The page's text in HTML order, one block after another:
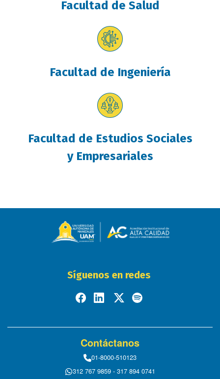
Facultad de Salud
Facultad de Ingeniería
Facultad de Estudios Sociales
y Empresariales
Síguenos en redes
Contáctanos
01-8000-510123
312 767 9859 - 317 894 0741